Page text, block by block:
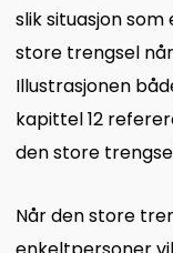
slik situasjon
store trengsel
Illustrasjonen
kapittel 12
den store
Når den store